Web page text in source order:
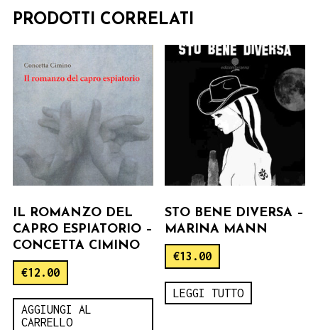
PRODOTTI CORRELATI
IL ROMANZO DEL
CAPRO ESPIATORIO –
CONCETTA CIMINO
€12.00
AGGIUNGI AL
CARRELLO
STO BENE DIVERSA –
MARINA MANN
€13.00
LEGGI TUTTO